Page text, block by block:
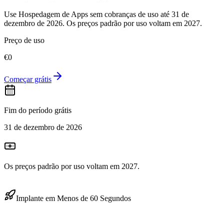
Use Hospedagem de Apps sem cobranças de uso até 31 de
dezembro de 2026. Os preços padrão por uso voltam em 2027.
Preço de uso
€0
Começar grátis
Fim do período grátis
31 de dezembro de 2026
Os preços padrão por uso voltam em 2027.
Implante em Menos de 60 Segundos